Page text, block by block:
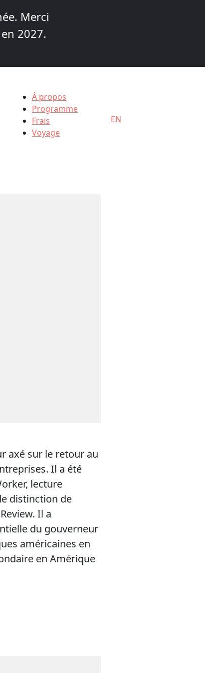
Merci
2027.
À propos
Programme
Frais
Voyage
EN
axé sur le retour au
Il a été
lecture
distinction de
Il a
du gouverneur
américaines en
en Amérique